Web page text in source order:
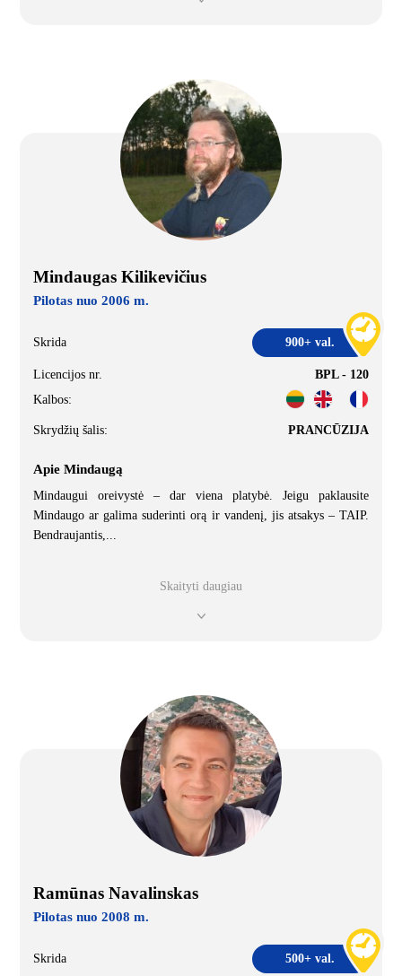
Mindaugas Kilikevičius
Pilotas nuo 2006 m.
Skrida 900+ val.
Licencijos nr.
BPL - 120
Kalbos:
Skrydžių šalis: PRANCŪZIJA
Apie Mindaugą
Mindaugui oreivystė – dar viena platybė. Jeigu paklausite
Mindaugo ar galima suderinti orą ir vandenį, jis atsakys – TAIP.
Bendraujantis,...
Skaityti daugiau
Ramūnas Navalinskas
Pilotas nuo 2008 m.
Skrida 500+ val.